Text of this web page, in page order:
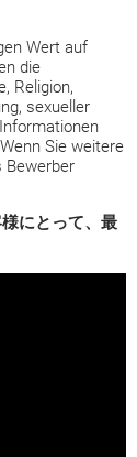
Wert auf
die
Religion,
sexueller
Sie weitere
Bewerber
にとって、最